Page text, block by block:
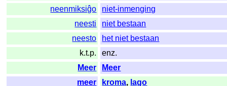
neenmiksiĝo
niet-inmenging
neesti
niet bestaan
neesto
het niet bestaan
k.t.p.
enz.
Meer
Meer
meer
kroma, lago